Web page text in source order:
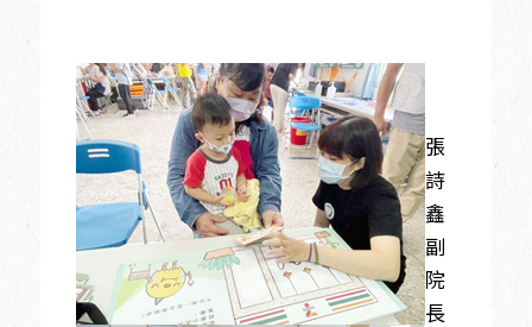
張
詩
鑫
副
院
長